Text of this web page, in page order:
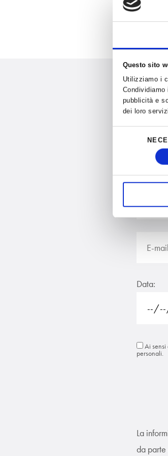
Questo sito
Utilizziamo i
pubblicità e
dei loro
Data:
Ai
personali.
La
da parte